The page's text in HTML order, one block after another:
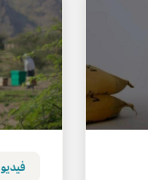
فيديو